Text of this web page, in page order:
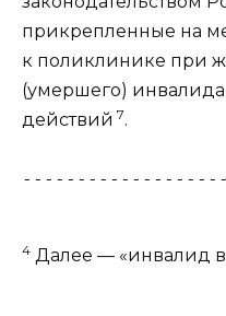
прикрепленные на
к поликлинике при
(умершего)
действий 7.
4 Далее — «инвалид